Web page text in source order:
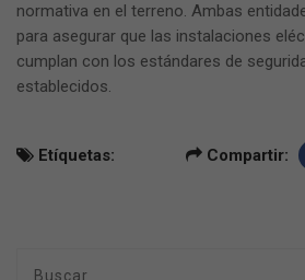
normativa en el terreno. Ambas
para asegurar que las instalaciones
cumplan con los estándares de
establecidos.
Etíquetas: Compartir: